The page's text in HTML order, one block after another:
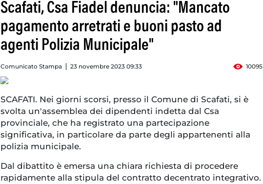
Scafati, Csa Fiadel denuncia: "Mancato
pagamento arretrati e buoni pasto ad
agenti Polizia Municipale"
Comunicato Stampa 23 novembre 2023 09:33 10095
SCAFATI. Nei giorni scorsi, presso il Comune di Scafati, si è
svolta un'assemblea dei dipendenti indetta dal Csa
provinciale, che ha registrato una partecipazione
significativa, in particolare da parte degli appartenenti alla
polizia municipale.
Dal dibattito è emersa una chiara richiesta di procedere
rapidamente alla stipula del contratto decentrato integrativo.